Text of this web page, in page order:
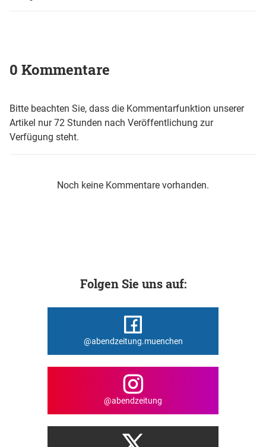
0 Kommentare
Bitte beachten Sie, dass die Kommentarfunktion unserer
Artikel nur 72 Stunden nach Veröffentlichung zur
Verfügung steht.
Noch keine Kommentare vorhanden.
Folgen Sie uns auf:
@abendzeitung.muenchen
@abendzeitung